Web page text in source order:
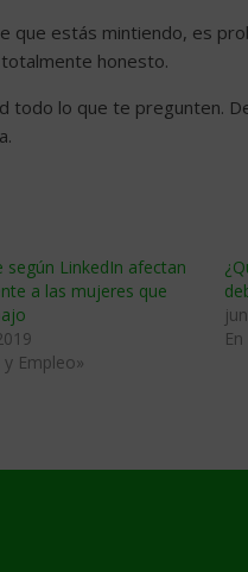
que estás mintiendo, es
honesto.
todo lo que te pregunten.
según LinkedIn afectan
a las mujeres que
y Empleo»